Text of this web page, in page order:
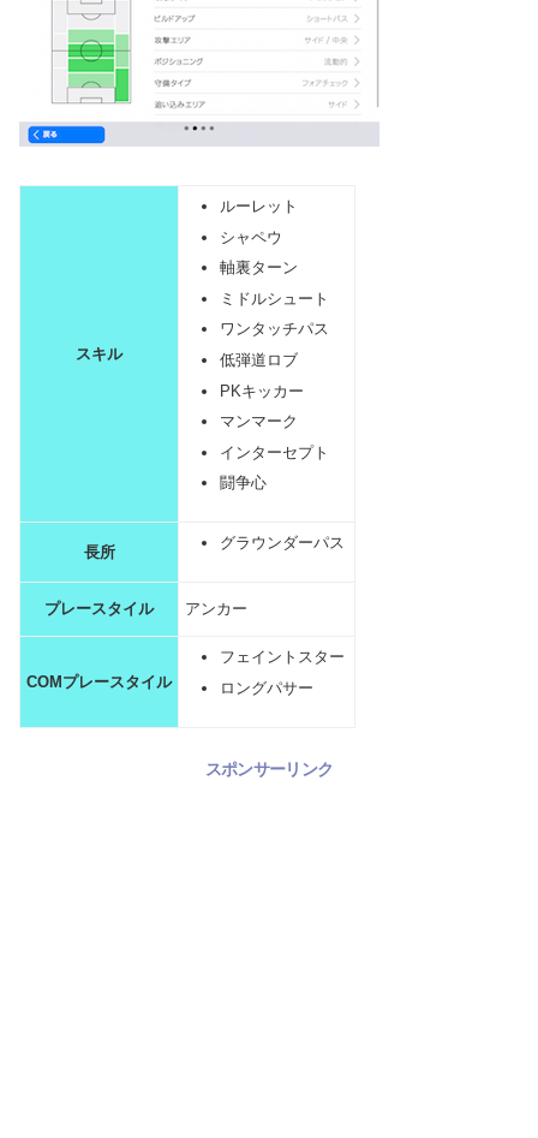
スキル
ルーレット
シャペウ
軸裏ターン
ミドルシュート
ワンタッチパス
低弾道ロブ
PKキッカー
マンマーク
インターセプト
闘争心
長所 グラウンダーパス
プレースタイル アンカー
COMプレースタイル
フェイントスター
ロングパサー
スポンサーリンク